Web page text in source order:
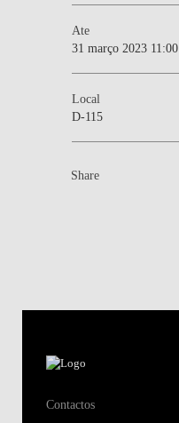
Ate
31 março 2023 11:00
Local
D-115
Share
Contactos